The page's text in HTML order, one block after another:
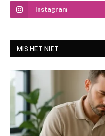
Instagram
MIS HET NIET